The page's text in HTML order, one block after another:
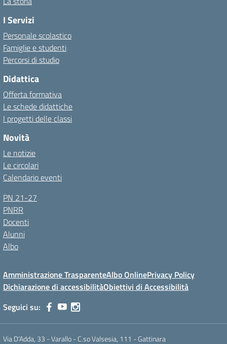
I Servizi
Personale scolastico
Famiglie e studenti
Percorsi di studio
Didattica
Offerta formativa
Le schede didattiche
I progetti delle classi
Novità
Le notizie
Le circolari
Calendario eventi
PN 21-27
PNRR
Docenti
Alunni
Albo
Amministrazione TrasparenteAlbo OnlinePrivacy Policy
Dichiarazione di accessibilitàObiettivi di Accessibilità
Seguici su:
Via D’Adda, 33 - Varallo - C.so Valsesia, 111 - Gattinara